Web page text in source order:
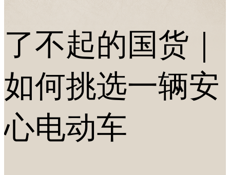
了不起的国货｜
如何挑选一辆安
心电动车